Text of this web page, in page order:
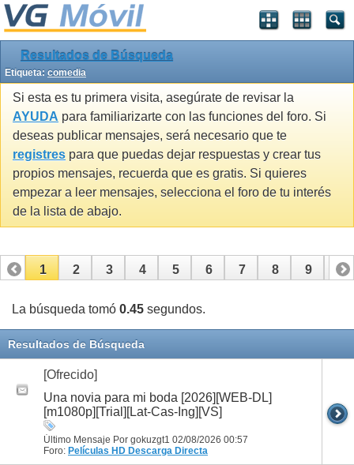
Resultados de Búsqueda
Etiqueta: comedia
Si esta es tu primera visita, asegúrate de revisar la
AYUDA para familiarizarte con las funciones del foro. Si
deseas publicar mensajes, será necesario que te
registres para que puedas dejar respuestas y crear tus
propios mensajes, recuerda que es gratis. Si quieres
empezar a leer mensajes, selecciona el foro de tu interés
de la lista de abajo.
1 2 3 4 5 6 7 8 9 10
11 12 13 14
La búsqueda tomó 0.45 segundos.
Resultados de Búsqueda
[Ofrecido]
Una novia para mi boda [2026][WEB-DL]
[m1080p][Trial][Lat-Cas-Ing][VS]
Último Mensaje Por gokuzgt1 02/08/2026 00:57
Foro: Películas HD Descarga Directa